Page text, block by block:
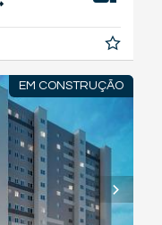
EM CONSTRUÇÃO